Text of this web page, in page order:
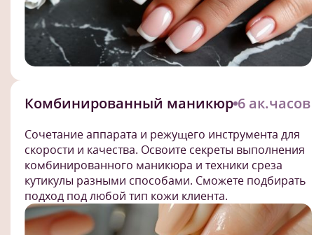
Комбинированный маникюр 6 ак.часов
Сочетание аппарата и режущего инструмента для
скорости и качества. Освоите секреты выполнения
комбинированного маникюра и техники среза
кутикулы разными способами. Сможете подбирать
подход под любой тип кожи клиента.